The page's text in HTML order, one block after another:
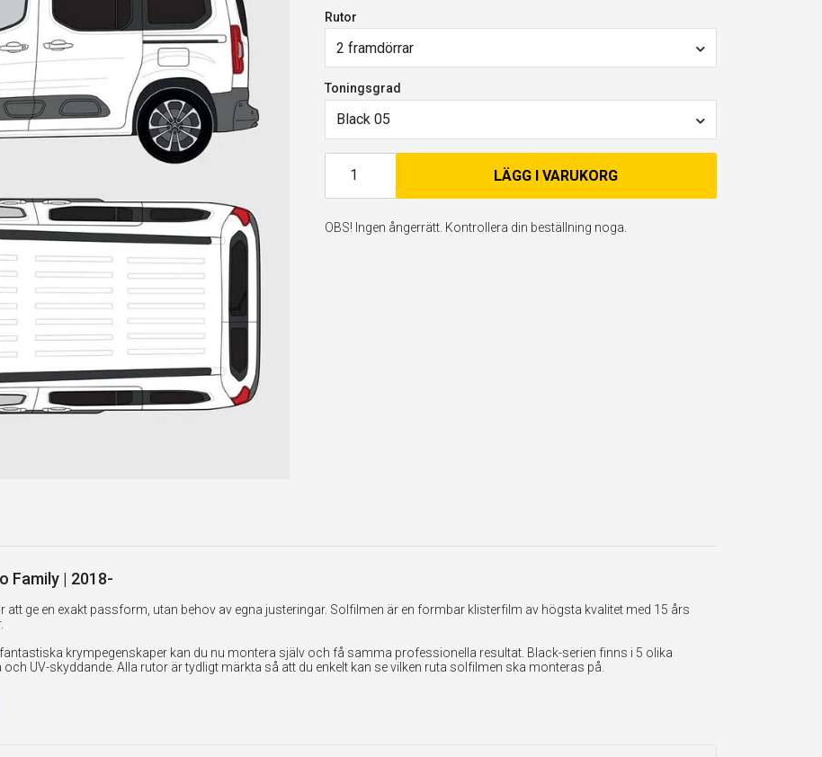
Rutor
2 framdörrar
Toningsgrad
Black 05
LÄGG I VARUKORG
OBS! Ingen ångerrätt. Kontrollera din beställning noga.
Family | 2018-
ge en exakt passform, utan behov av egna justeringar. Solfilmen är en formbar klisterfilm av högsta kvalitet med 15 års
krympegenskaper kan du nu montera själv och få samma professionella resultat. Black-serien finns i 5 olika
UV-skyddande. Alla rutor är tydligt märkta så att du enkelt kan se vilken ruta solfilmen ska monteras på.